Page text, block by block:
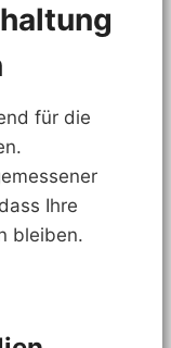
für die
Ihre
bleiben.